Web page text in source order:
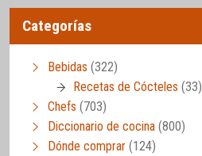
Categorías
Bebidas (322)
Recetas de Cócteles (33)
Chefs (703)
Diccionario de cocina (800)
Dónde comprar (124)